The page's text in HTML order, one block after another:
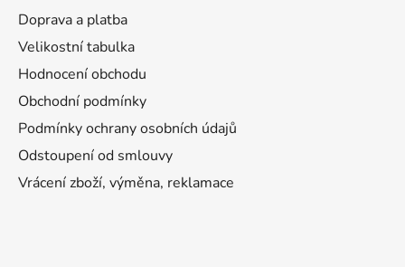
Doprava a platba
Velikostní tabulka
Hodnocení obchodu
Obchodní podmínky
Podmínky ochrany osobních údajů
Odstoupení od smlouvy
Vrácení zboží, výměna, reklamace